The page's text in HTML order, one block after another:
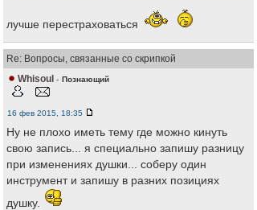
лучше перестраховаться
Re: Вопросы, связанные со скрипкой
Whisoul - Познающий
16 фев 2015, 18:35
Ну не плохо иметь тему где можно кинуть
свою запись... я специально запишу разницу
при изменениях душки... соберу один
инструмент и запишу в разних позициях
душку.